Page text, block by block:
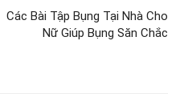
Các Bài Tập Bụng Tại Nhà Cho
Nữ Giúp Bụng Săn Chắc